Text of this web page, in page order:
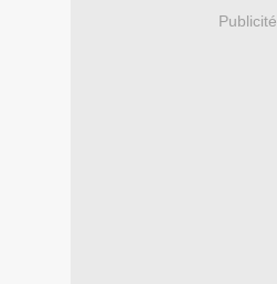
Publicité